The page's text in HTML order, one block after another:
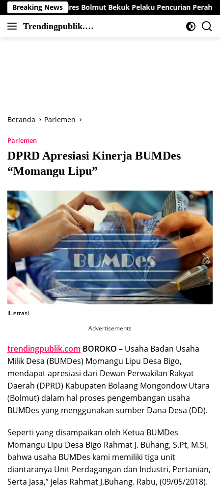
Langsung
ke
konten
Breaking News
Bolmut Bekuk Pelaku Pencurian Perahu di Daerah Buol
Trendingpublik.co
Berita
Beranda Parlemen
Parlemen
DPRD Apresiasi Kinerja BUMDes
“Momangu Lipu”
Ilustrasi
Advertisements
trendingpublik.com BOROKO – Usaha Badan Usaha
Milik Desa (BUMDes) Momangu Lipu Desa Bigo,
mendapat apresiasi dari Dewan Perwakilan Rakyat
Daerah (DPRD) Kabupaten Bolaang Mongondow Utara
(Bolmut) dalam hal proses pengembangan usaha
BUMDes yang menggunakan sumber Dana Desa (DD).
Seperti yang disampaikan oleh Ketua BUMDes
Momangu Lipu Desa Bigo Rahmat J. Buhang, S.Pt, M.Si,
bahwa usaha BUMDes kami memiliki tiga unit
diantaranya Unit Perdagangan dan Industri, Pertanian,
Serta Jasa,” jelas Rahmat J.Buhang. Rabu, (09/05/2018).